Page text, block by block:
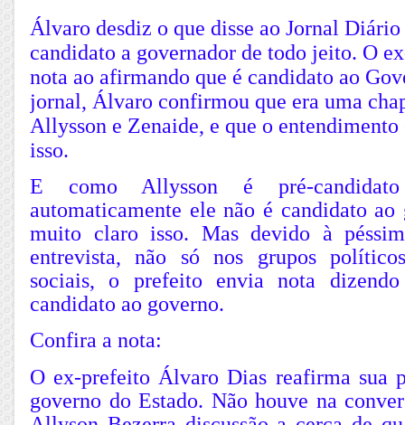
Álvaro desdiz o que disse ao Jornal
candidato a governador de todo jeito. O
nota ao afirmando que é candidato ao
jornal, Álvaro confirmou que era uma
Allysson e Zenaide, e que o
isso.
E como Allysson é pré-
automaticamente ele não é candidato
muito claro isso. Mas devido à
entrevista, não só nos grupos
sociais, o prefeito envia nota
candidato ao governo.
Confira a nota:
O ex-prefeito Álvaro Dias reafirma sua
governo do Estado. Não houve na